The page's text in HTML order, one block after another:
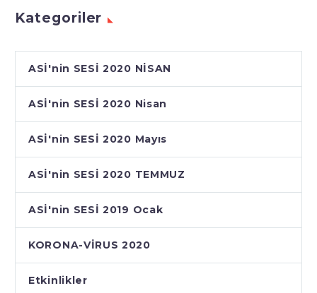
Kategoriler
ASİ'nin SESİ 2020 NİSAN
ASİ'nin SESİ 2020 Nisan
ASİ'nin SESİ 2020 Mayıs
ASİ'nin SESİ 2020 TEMMUZ
ASİ'nin SESİ 2019 Ocak
KORONA-VİRUS 2020
Etkinlikler